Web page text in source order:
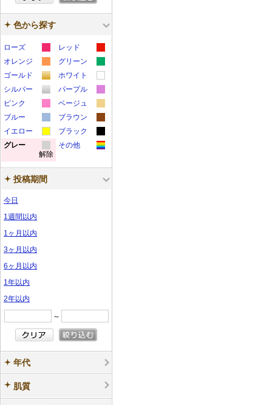
色から探す
ローズ
カ
ラ
レッド
カ
ラ
ル
オレンジ
カ
ラ
ル
グリーン
カ
ラ
プ
ゴールド
カ
ラ
プ
ル
ホワイト
カ
ラ
ン
シルバー
カ
ラ
ー
ン
プ
パープル
カ
ラ
サ
ピンク
カ
ラ
サ
ン
ベージュ
カ
ラ
ー
ブルー
カ
ラ
ー
ブラウン
カ
ラ
イエロー
カ
ラ
ブラック
カ
グレー
カ
ー
解除
その他
投稿期間
今日
1週間以内
1ヶ月以内
3ヶ月以内
6ヶ月以内
1年以内
2年以内
～
年代
肌質